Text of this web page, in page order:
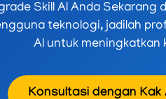
Skill AI Anda Sekarang
teknologi, jadilah
AI untuk meningkatkan
Konsultasi dengan Kak